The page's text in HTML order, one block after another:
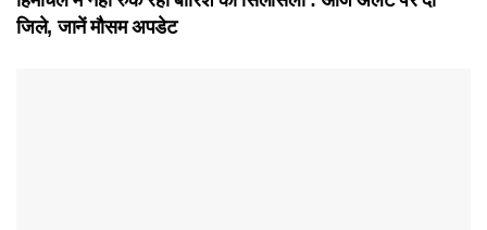
जिले, जानें मौसम अपडेट